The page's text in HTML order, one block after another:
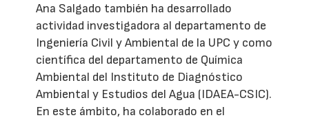
Ana Salgado también ha desarrollado
actividad investigadora al departamento de
Ingeniería Civil y Ambiental de la UPC y como
científica del departamento de Química
Ambiental del Instituto de Diagnóstico
Ambiental y Estudios del Agua (IDAEA-CSIC).
En este ámbito, ha colaborado en el